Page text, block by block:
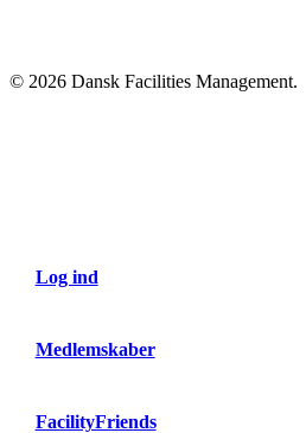
© 2026 Dansk Facilities Management.
Log ind
Medlemskaber
FacilityFriends